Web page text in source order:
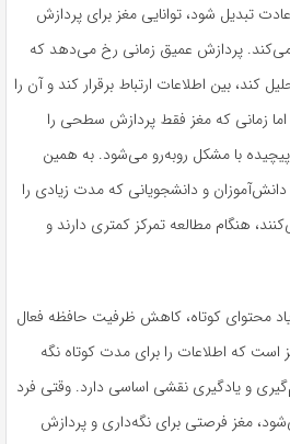
تبدیل شود، توانایی مغز برای پردازش
پردازش عمیق زمانی رخ می‌دهد که
کند، بین اطلاعات ارتباط برقرار کند و آن را
زمانی که مغز فقط پردازش سطحی را
با مشکل روبه‌رو می‌شود. به همین
و دانشجویانی که مدت زیادی را
هنگام مطالعه تمرکز کمتری دارند و
محتوای کوتاه، کاهش ظرفیت حافظه فعال
که اطلاعات را برای مدت کوتاه نگه
و یادگیری نقشی اساسی دارد. وقتی فرد
مغز فرصتی برای نگه‌داری و پردازش